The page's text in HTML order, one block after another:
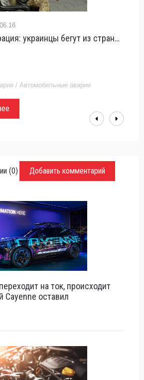
Массовая эмиграция: украинцы бегут из страны от войны и нищеты - «происшествия
/ Автомобильные аварии
(0) Добавить комментарий
на ток, происходит
Cayenne оставил